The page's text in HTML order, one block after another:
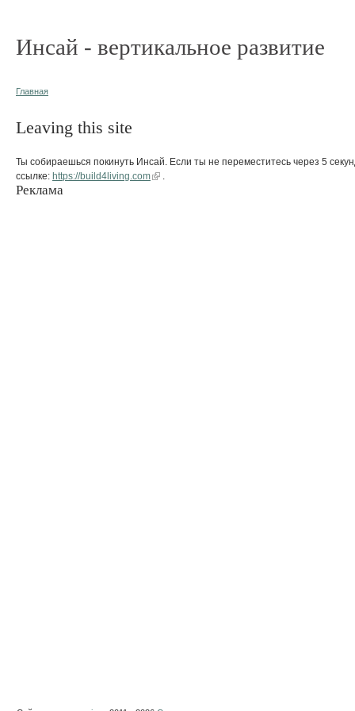
Инсай - вертикальное развитие
Главная
Leaving this site
Ты собираешься покинуть Инсай. Если ты не переместитесь через 5
ссылке: https://build4living.com
Реклама